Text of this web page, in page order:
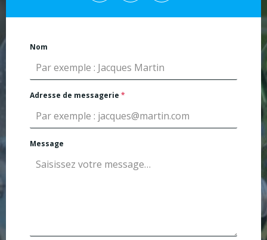
Nom
Adresse de messagerie *
Message